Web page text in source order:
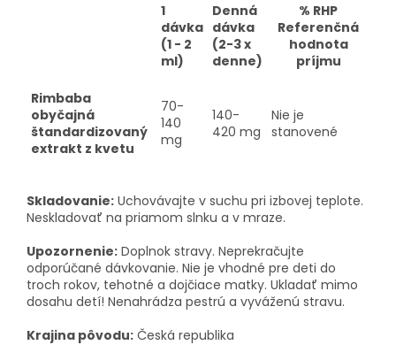
1
dávka
(1 - 2
ml)
Denná
dávka
(2-3 x
denne)
% RHP
Referenčná
hodnota
príjmu
Rimbaba
obyčajná
štandardizovaný
extrakt z kvetu
70-
140
mg
140-
420 mg
Nie je
stanovené
Skladovanie: Uchovávajte v suchu pri izbovej teplote.
Neskladovať na priamom slnku a v mraze.
Upozornenie: Doplnok stravy. Neprekračujte
odporúčané dávkovanie. Nie je vhodné pre deti do
troch rokov, tehotné a dojčiace matky. Ukladať mimo
dosahu detí! Nenahrádza pestrú a vyváženú stravu.
Krajina pôvodu: Česká republika